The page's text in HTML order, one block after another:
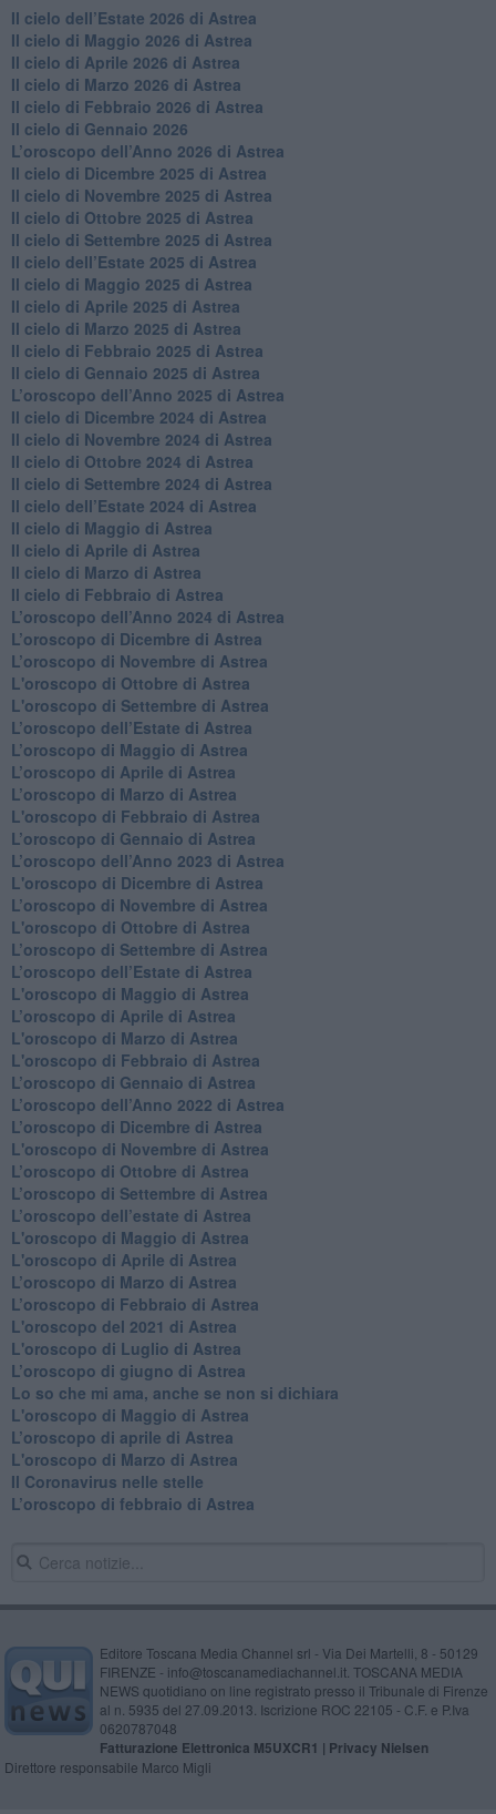
​Il cielo dell’Estate 2026 di Astrea
​Il cielo di Maggio 2026 di Astrea
​Il cielo di Aprile 2026 di Astrea
​Il cielo di Marzo 2026 di Astrea
​Il cielo di Febbraio 2026 di Astrea
Il cielo di Gennaio 2026
​L’oroscopo dell’Anno 2026 di Astrea
​Il cielo di Dicembre 2025 di Astrea
​Il cielo di Novembre 2025 di Astrea
​Il cielo di Ottobre 2025 di Astrea
Il cielo di Settembre 2025 di Astrea
Il cielo dell’Estate 2025 di Astrea
​Il cielo di Maggio 2025 di Astrea
​Il cielo di Aprile 2025 di Astrea
Il cielo di Marzo 2025 di Astrea
​Il cielo di Febbraio 2025 di Astrea
Il cielo di Gennaio 2025 di Astrea
​L’oroscopo dell’Anno 2025 di Astrea
​Il cielo di Dicembre 2024 di Astrea
Il cielo di Novembre 2024 di Astrea
​Il cielo di Ottobre 2024 di Astrea
​Il cielo di Settembre 2024 di Astrea
Il cielo dell’Estate 2024 di Astrea
Il cielo di Maggio di Astrea
Il cielo di Aprile di Astrea
​Il cielo di Marzo di Astrea
​Il cielo di Febbraio di Astrea
​L’oroscopo dell’Anno 2024 di Astrea
​L’oroscopo di Dicembre di Astrea
​L’oroscopo di Novembre di Astrea
L'oroscopo di Ottobre di Astrea
L'oroscopo di Settembre di Astrea
L’oroscopo dell’Estate di Astrea
​L’oroscopo di Maggio di Astrea
​L’oroscopo di Aprile di Astrea
L’oroscopo di Marzo di Astrea
L'oroscopo di Febbraio di Astrea
​L’oroscopo di Gennaio di Astrea
​L’oroscopo dell’Anno 2023 di Astrea
L'oroscopo di Dicembre di Astrea
L’oroscopo di Novembre di Astrea
L'oroscopo di Ottobre di Astrea
​L’oroscopo di Settembre di Astrea
​L’oroscopo dell’Estate di Astrea
L'oroscopo di Maggio di Astrea
​L’oroscopo di Aprile di Astrea
L'oroscopo di Marzo di Astrea
L'oroscopo di Febbraio di Astrea
​L’oroscopo di Gennaio di Astrea
​L’oroscopo dell’Anno 2022 di Astrea
​L’oroscopo di Dicembre di Astrea
L'oroscopo di Novembre di Astrea
​L’oroscopo di Ottobre di Astrea
​L’oroscopo di Settembre di Astrea
L’oroscopo dell’estate di Astrea
L'oroscopo di Maggio di Astrea
L'oroscopo di Aprile di Astrea
​L’oroscopo di Marzo di Astrea
​L’oroscopo di Febbraio di Astrea
L'oroscopo del 2021 di Astrea
L'oroscopo di Luglio di Astrea
​L’oroscopo di giugno di Astrea
​Lo so che mi ama, anche se non si dichiara
L'oroscopo di Maggio di Astrea
​L’oroscopo di aprile di Astrea
L'oroscopo di Marzo di Astrea
Il Coronavirus nelle stelle
​L’oroscopo di febbraio di Astrea
Editore Toscana Media Channel srl - Via Dei Martelli, 8 - 50129
FIRENZE - info@toscanamediachannel.it. TOSCANA MEDIA
NEWS quotidiano on line registrato presso il Tribunale di Firenze
al n. 5935 del 27.09.2013. Iscrizione ROC 22105 - C.F. e P.Iva
0620787048
Fatturazione Elettronica M5UXCR1 | Privacy Nielsen
Direttore responsabile Marco Migli